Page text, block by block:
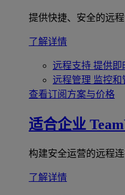
提供快捷、安全的远程
了解详情
远程支持 提供即
远程管理 监控和
查看订阅方案与价格
适合企业
构建安全运营的远程连
了解详情